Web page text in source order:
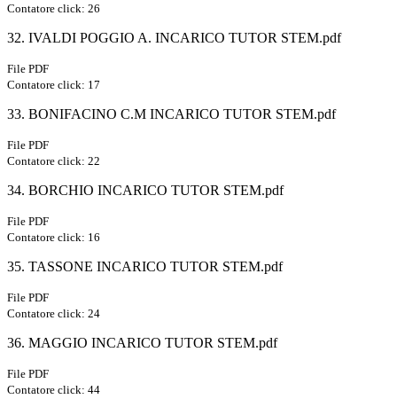
Contatore click: 26
32. IVALDI POGGIO A. INCARICO TUTOR STEM.pdf
File PDF
Contatore click: 17
33. BONIFACINO C.M INCARICO TUTOR STEM.pdf
File PDF
Contatore click: 22
34. BORCHIO INCARICO TUTOR STEM.pdf
File PDF
Contatore click: 16
35. TASSONE INCARICO TUTOR STEM.pdf
File PDF
Contatore click: 24
36. MAGGIO INCARICO TUTOR STEM.pdf
File PDF
Contatore click: 44